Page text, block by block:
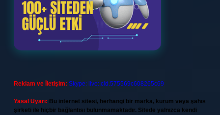
Reklam ve İletişim: Skype: live:.cid.575569c608265c69
Yasal Uyarı: Bu internet sitesi, herhangi bir marka, kurum veya şahıs
şirketi ile hiçbir bağlantısı bulunmamaktadır. Sitede yalnızca kendi